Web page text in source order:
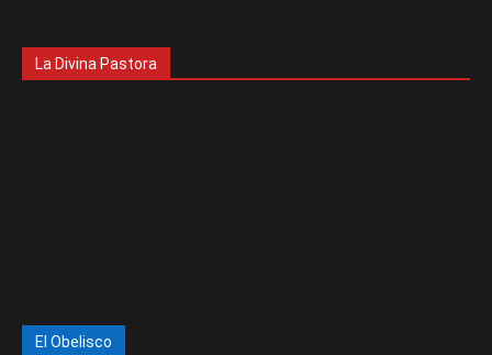
La Divina Pastora
El Obelisco